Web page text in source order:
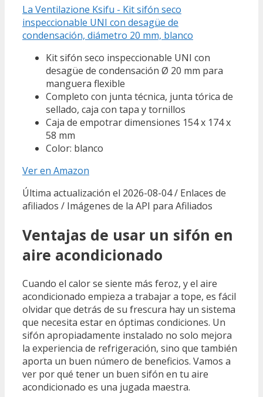
La Ventilazione Ksifu - Kit sifón seco
inspeccionable UNI con desagüe de
condensación, diámetro 20 mm, blanco
Kit sifón seco inspeccionable UNI con
desagüe de condensación Ø 20 mm para
manguera flexible
Completo con junta técnica, junta tórica de
sellado, caja con tapa y tornillos
Caja de empotrar dimensiones 154 x 174 x
58 mm
Color: blanco
Ver en Amazon
Última actualización el 2026-08-04 / Enlaces de
afiliados / Imágenes de la API para Afiliados
Ventajas de usar un sifón en
aire acondicionado
Cuando el calor se siente más feroz, y el aire
acondicionado empieza a trabajar a tope, es fácil
olvidar que detrás de su frescura hay un sistema
que necesita estar en óptimas condiciones. Un
sifón apropiadamente instalado no solo mejora
la experiencia de refrigeración, sino que también
aporta un buen número de beneficios. Vamos a
ver por qué tener un buen sifón en tu aire
acondicionado es una jugada maestra.